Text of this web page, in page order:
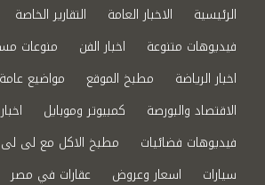
الرئيسية الاخبار العامة التقارير الخاصة
فيديوهات متنوعة
اخبار الفن
منوعات
اخبار الرياضة
مطبخ الموقع
مواضيع عامة
الاقتصاد والبورصة
كمبيوتر وموبايل
فيديوهات فضائيات
مطبخ الاكل مع لى لى
سيارات
اسعار وعروض عقارات في مصر